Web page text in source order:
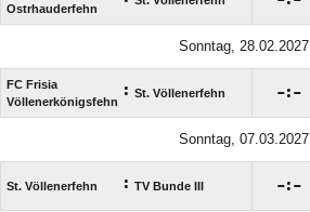
Ostrhauderfehn
Sonntag, 28.02.2027
FC Frisia
Völlenerkönigsfehn
: St. Völlenerfehn :
Sonntag, 07.03.2027
St. Völlenerfehn : TV Bunde III :